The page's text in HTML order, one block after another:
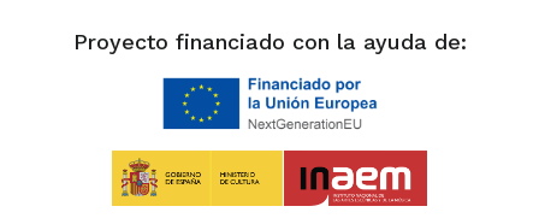
Proyecto financiado con la ayuda de: